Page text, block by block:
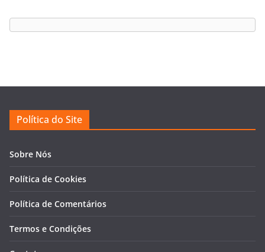
Política do Site
Sobre Nós
Política de Cookies
Política de Comentários
Termos e Condições